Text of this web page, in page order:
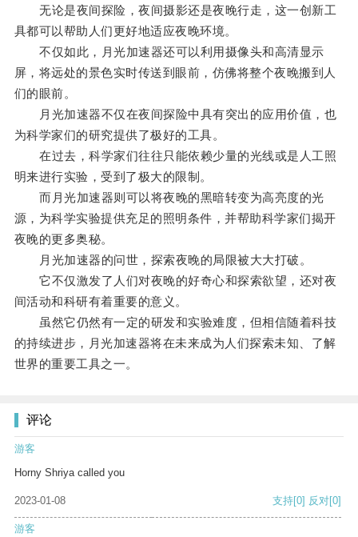
无论是夜间探险，夜间摄影还是夜晚行走，这一创新工
具都可以帮助人们更好地适应夜晚环境。
不仅如此，月光加速器还可以利用摄像头和高清显示
屏，将远处的景色实时传送到眼前，仿佛将整个夜晚搬到人
们的眼前。
月光加速器不仅在夜间探险中具有突出的应用价值，也
为科学家们的研究提供了极好的工具。
在过去，科学家们往往只能依赖少量的光线或是人工照
明来进行实验，受到了极大的限制。
而月光加速器则可以将夜晚的黑暗转变为高亮度的光
源，为科学实验提供充足的照明条件，并帮助科学家们揭开
夜晚的更多奥秘。
月光加速器的问世，探索夜晚的局限被大大打破。
它不仅激发了人们对夜晚的好奇心和探索欲望，还对夜
间活动和科研有着重要的意义。
虽然它仍然有一定的研发和实验难度，但相信随着科技
的持续进步，月光加速器将在未来成为人们探索未知、了解
世界的重要工具之一。
评论
游客
Horny Shriya called you
2023-01-08 支持[0] 反对[0]
游客